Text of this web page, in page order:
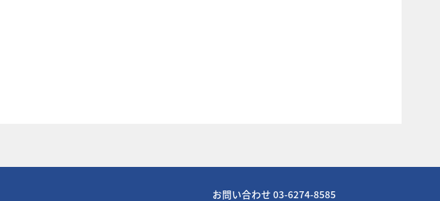
お問い合わせ 03-6274-8585